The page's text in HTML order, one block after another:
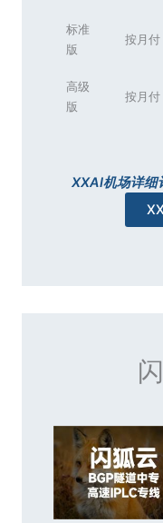
标准
版
按月付
高级
版
按月付
XXAI机场详细